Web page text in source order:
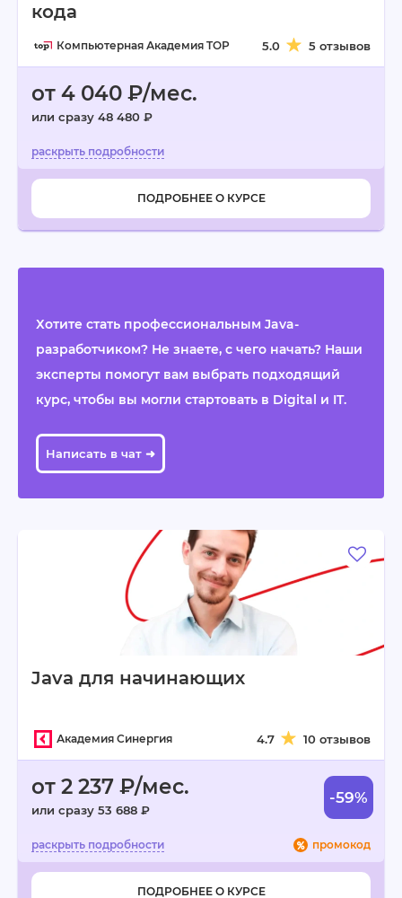
кода
Компьютерная Академия TOP 5.0 5 отзывов
от 4 040 ₽/мес.
или сразу 48 480 ₽
ПОДРОБНЕЕ О КУРСЕ
Хотите стать профессиональным Java-
разработчиком? Не знаете, с чего начать? Наши
эксперты помогут вам выбрать подходящий
курс, чтобы вы могли стартовать в Digital и IT.
Написать в чат ➜
Java для начинающих
Академия Синергия 4.7 10 отзывов
от 2 237 ₽/мес.
или сразу 53 688 ₽
-59%
промокод
ПОДРОБНЕЕ О КУРСЕ